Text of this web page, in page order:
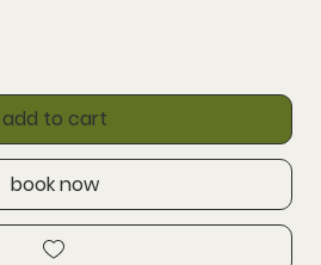
add to cart
book now